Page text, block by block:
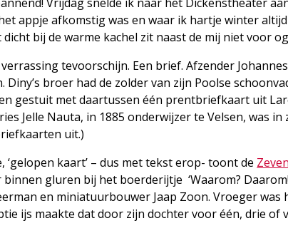
appje afkomstig was en waar ik hartje winter
bij de warme kachel zit naast de mij niet voor
verrassing tevoorschijn. Een brief. Afzender
Diny’s broer had de zolder van zijn Poolse
gestuit met daartussen één prentbriefkaart uit
Jelle Nauta, in 1885 onderwijzer te Velsen, was
uit.)
‘gelopen kaart’ – dus met tekst erop- toont de
gluren bij het boerderijtje ‘Waarom?
en miniatuurbouwer Jaap Zoon. Vroeger
ijs maakte dat door zijn dochter voor één, drie of